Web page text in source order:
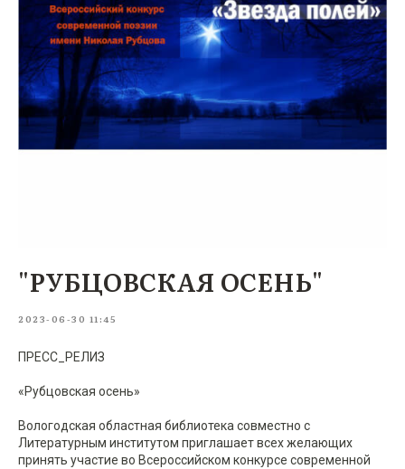
"РУБЦОВСКАЯ ОСЕНЬ"
2023-06-30 11:45
ПРЕСС_РЕЛИЗ
«Рубцовская осень»
Вологодская областная библиотека совместно с
Литературным институтом приглашает всех желающих
принять участие во Всероссийском конкурсе современной